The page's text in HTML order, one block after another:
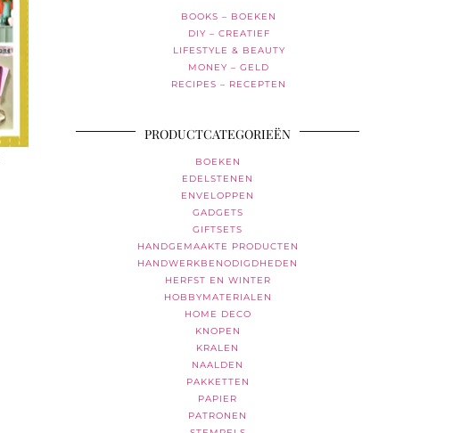
BOOKS – BOEKEN
DIY – CREATIEF
LIFESTYLE & BEAUTY
MONEY – GELD
RECIPES – RECEPTEN
PRODUCTCATEGORIEËN
BOEKEN
EDELSTENEN
ENVELOPPEN
GADGETS
GIFTSETS
HANDGEMAAKTE PRODUCTEN
HANDWERKBENODIGDHEDEN
HERFST EN WINTER
HOBBYMATERIALEN
HOME DECO
KNOPEN
KRALEN
NAALDEN
PAKKETTEN
PAPIER
PATRONEN